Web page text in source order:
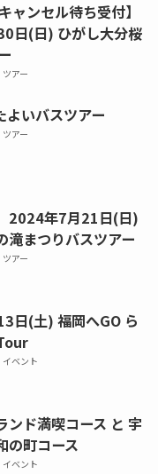
ャンセル待ち受付】
日(日) ひがし大分桜
ツアー
よいバスツアー
ツアー
2024年7月21日(日)
滝まつりバスツアー
ツアー
日(土) 福岡へGO ら
イベント
ンド満喫コース と 宇
の町コース
イベント